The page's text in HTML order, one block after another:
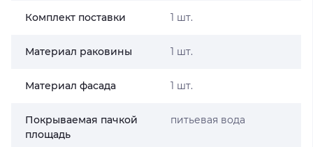
Комплект поставки 1 шт.
Материал раковины 1 шт.
Материал фасада 1 шт.
Покрываемая пачкой
площадь
питьевая вода